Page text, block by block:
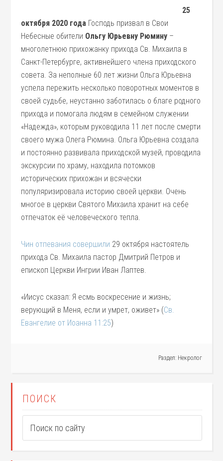
25
октября 2020 года Господь призвал в Свои
Небесные обители Ольгу Юрьевну Рюмину –
многолетнюю прихожанку прихода Св. Михаила в
Санкт-Петербурге, активнейшего члена приходского
совета. За неполные 60 лет жизни Ольга Юрьевна
успела пережить несколько поворотных моментов в
своей судьбе, неустанно заботилась о благе родного
прихода и помогала людям в семейном служении
«Надежда», которым руководила 11 лет после смерти
своего мужа Олега Рюмина. Ольга Юрьевна создала
и постоянно развивала приходской музей, проводила
экскурсии по храму, находила потомков
исторических прихожан и всячески
популяризировала историю своей церкви. Очень
многое в церкви Святого Михаила хранит на себе
отпечаток её человеческого тепла.
Чин отпевания совершили 29 октября настоятель
прихода Св. Михаила пастор Дмитрий Петров и
епископ Церкви Ингрии Иван Лаптев.
«Иисус сказал: Я есмь воскресение и жизнь;
верующий в Меня, если и умрет, оживет» (Св.
Евангелие от Иоанна 11:25)
Раздел: Некролог
ПОИСК